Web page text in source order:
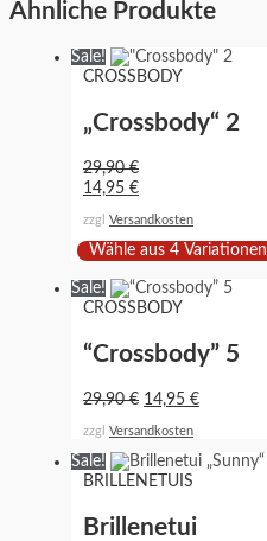
Ähnliche Produkte
Sale!
CROSSBODY
„Crossbody“ 2
29,90€
14,95 €
zzgl Versandkosten
Wähle aus 4 Variationen
Sale!
CROSSBODY
“Crossbody” 5
29,90€ 14,95 €
zzgl Versandkosten
Sale!
BRILLENETUIS
Brillenetui